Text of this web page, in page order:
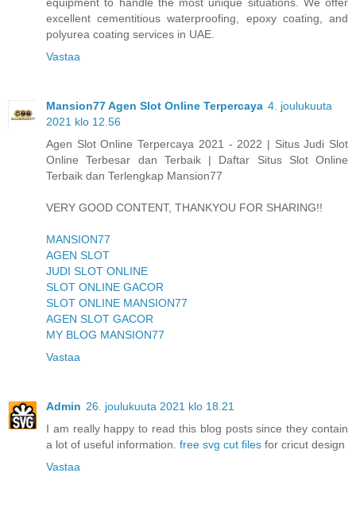
excellent cementitious waterproofing, epoxy coating, and
polyurea coating services in UAE.
Vastaa
Mansion77 Agen Slot Online Terpercaya 4. joulukuuta
2021 klo 12.56
Agen Slot Online Terpercaya 2021 - 2022 | Situs Judi Slot
Online Terbesar dan Terbaik | Daftar Situs Slot Online
Terbaik dan Terlengkap Mansion77
VERY GOOD CONTENT, THANKYOU FOR SHARING!!
MANSION77
AGEN SLOT
JUDI SLOT ONLINE
SLOT ONLINE GACOR
SLOT ONLINE MANSION77
AGEN SLOT GACOR
MY BLOG MANSION77
Vastaa
Admin 26. joulukuuta 2021 klo 18.21
I am really happy to read this blog posts since they contain
a lot of useful information. free svg cut files for cricut design
Vastaa